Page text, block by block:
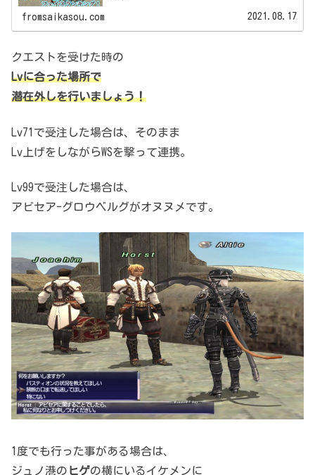
fromsaikasou.com 2021.08.17
クエストを受けた時の
Lvに合った場所で
潜在外しを行いましょう！
Lv71で受注した場合は、 そのまま
Lv上げをしながらWSを撃って連携。
Lv99で受注した場合は、
アビセア-グロウベルグがオヌヌメです。
1度でも行った事がある場合は、
ジュノ港の ヒゲの横にいるイケメンに